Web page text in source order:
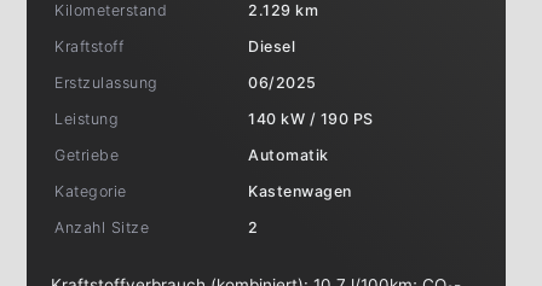
Kilometerstand
2.129 km
Kraftstoff
Diesel
Erstzulassung
06/2025
Leistung
140 kW / 190 PS
Getriebe
Automatik
Kategorie
Kastenwagen
Anzahl Sitze
2